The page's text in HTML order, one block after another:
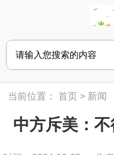
当前位置：首页 > 新闻
中方斥美：